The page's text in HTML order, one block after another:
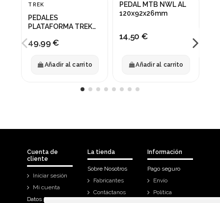
TREK
PEDALES
PLATAFORMA TREK
49,99 €
Añadir al carrito
PEDAL MTB NWL AL
120x92x26mm
14,50 €
Añadir al carrito
Cuenta de
cliente
Iniciar sesión
Mi cuenta
Datos personales
La tienda
Sobre Nosotros
Fabricantes
Contáctanos
Información
Pago seguro
Envío
Política